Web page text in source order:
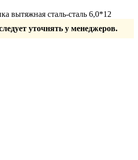
вытяжная сталь-сталь 6,0*12
уточнять у менеджеров.